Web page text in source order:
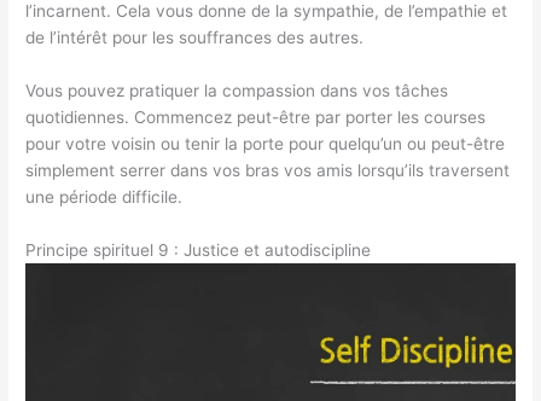
l’incarnent. Cela vous donne de la sympathie, de l’empathie et
de l’intérêt pour les souffrances des autres.
Vous pouvez pratiquer la compassion dans vos tâches
quotidiennes. Commencez peut-être par porter les courses
pour votre voisin ou tenir la porte pour quelqu’un ou peut-être
simplement serrer dans vos bras vos amis lorsqu’ils traversent
une période difficile.
Principe spirituel 9 : Justice et autodiscipline